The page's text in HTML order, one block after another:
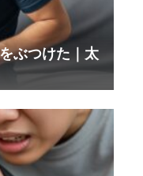
ぶつけた｜太